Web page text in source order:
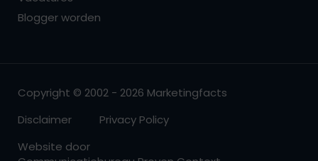
Blogger worden
Copyright © 2002 - 2026 Marketingfacts
Disclaimer
Privacy Policy
Website door